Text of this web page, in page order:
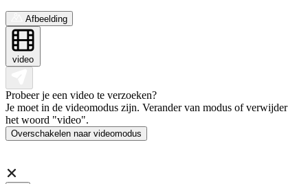
Afbeelding
video
Probeer je een video te verzoeken?
Je moet in de videomodus zijn. Verander van modus of verwijder
het woord "video".
Overschakelen naar videomodus